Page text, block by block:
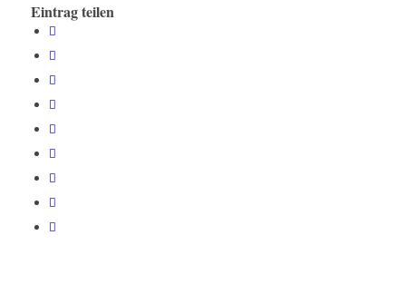
Eintrag teilen